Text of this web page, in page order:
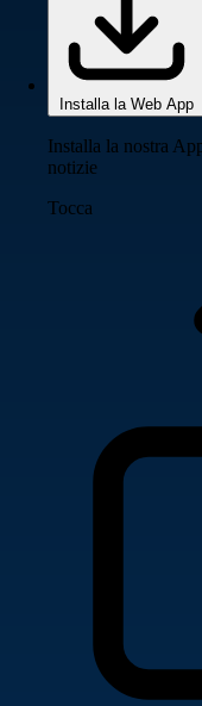
Installa la Web App
Installa la nostra
notizie
Tocca